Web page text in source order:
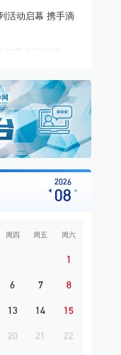
活动启幕 携手滴
资重仓硬科技
兴重任——习近平
评之四
记者实探
2026
08
周四 周五 周六
1
6 7 8
13 14 15
20 21 22